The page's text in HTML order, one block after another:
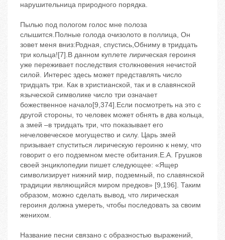
нарушительница природного порядка.
Пылью под пологом голос мне полоза
слышится.Полные голода очизолото в поллица, Он
зовет меня вниз:Родная, спустись,Обниму в тридцать
три кольца![7].В данном куплете лирическая героиня
уже переживает последствия столкновения нечистой
силой. Интерес здесь может представлять число
тридцать три. Как в христианской, так и в славянской
языческой символике число три означает
божественное начало[9,374].Если посмотреть на это с
другой стороны, то человек может обнять в два кольца,
а змей –в тридцать три, что показывает его
нечеловеческое могущество и силу. Царь змей
призывает спуститься лирическую героиню к нему, что
говорит о его подземном месте обитания.Е.А. Грушков
своей энциклопедии пишет следующее: «Ящер
символизирует нижний мир, подземный, по славянской
традиции являющийся миром предков» [9,196]. Таким
образом, можно сделать вывод, что лирическая
героиня должна умереть, чтобы последовать за своим
женихом.
Название песни связано с образностью выражений,